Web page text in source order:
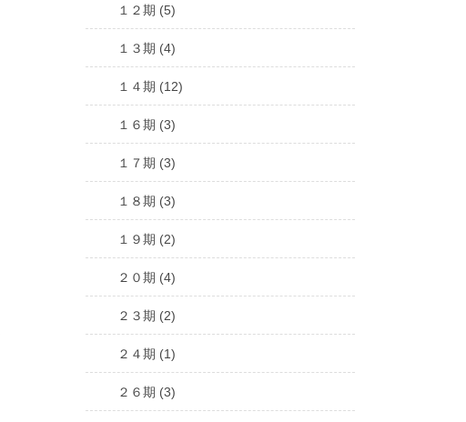
１２期 (5)
１３期 (4)
１４期 (12)
１６期 (3)
１７期 (3)
１８期 (3)
１９期 (2)
２０期 (4)
２３期 (2)
２４期 (1)
２６期 (3)